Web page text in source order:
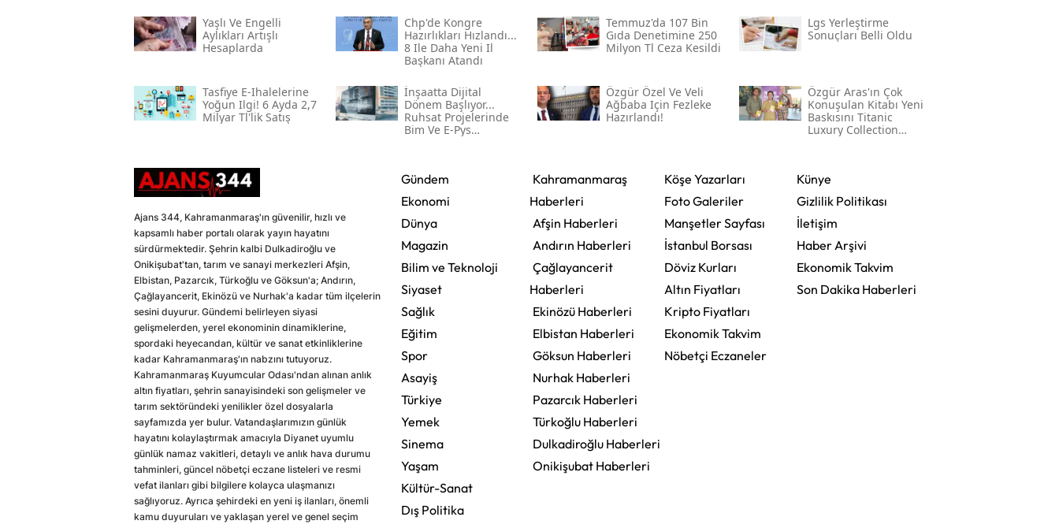
Yaşlı Ve Engelli
Aylıkları Artışlı
Hesaplarda
Chp'de Kongre
Hazırlıkları Hızlandı...
8 Ile Daha Yeni Il
Başkanı Atandı
Temmuz'da 107 Bin
Gıda Denetimine 250
Milyon Tl Ceza Kesildi
Lgs Yerleştirme
Sonuçları Belli Oldu
Tasfiye E-Ihalelerine
Yoğun Ilgi! 6 Ayda 2,7
Milyar Tl'lik Satış
İnşaatta Dijital
Dönem Başlıyor...
Ruhsat Projelerinde
Bim Ve E-Pys
Özgür Özel Ve Veli
Ağbaba Için Fezleke
Hazırlandı!
Özgür Aras'ın Çok
Konuşulan Kitabı Yeni
Baskısını Titanic
Luxury Collection
Ajans 344, Kahramanmaraş'ın güvenilir, hızlı ve
kapsamlı haber portalı olarak yayın hayatını
sürdürmektedir. Şehrin kalbi Dulkadiroğlu ve
Onikişubat'tan, tarım ve sanayi merkezleri Afşin,
Elbistan, Pazarcık, Türkoğlu ve Göksun'a; Andırın,
Çağlayancerit, Ekinözü ve Nurhak'a kadar tüm ilçelerin
sesini duyurur. Gündemi belirleyen siyasi
gelişmelerden, yerel ekonominin dinamiklerine,
spordaki heyecandan, kültür ve sanat etkinliklerine
kadar Kahramanmaraş'ın nabzını tutuyoruz.
Kahramanmaraş Kuyumcular Odası'ndan alınan anlık
altın fiyatları, şehrin sanayisindeki son gelişmeler ve
tarım sektöründeki yenilikler özel dosyalarla
sayfamızda yer bulur. Vatandaşlarımızın günlük
hayatını kolaylaştırmak amacıyla Diyanet uyumlu
günlük namaz vakitleri, detaylı ve anlık hava durumu
tahminleri, güncel nöbetçi eczane listeleri ve resmi
vefat ilanları gibi bilgilere kolayca ulaşmanızı
sağlıyoruz. Ayrıca şehirdeki en yeni iş ilanları, önemli
kamu duyuruları ve yaklaşan yerel ve genel seçim
Gündem
Ekonomi
Dünya
Magazin
Bilim ve Teknoloji
Siyaset
Sağlık
Eğitim
Spor
Asayiş
Türkiye
Yemek
Sinema
Yaşam
Kültür-Sanat
Dış Politika
Kahramanmaraş
Haberleri
Afşin Haberleri
Andırın Haberleri
Çağlayancerit
Haberleri
Ekinözü Haberleri
Elbistan Haberleri
Göksun Haberleri
Nurhak Haberleri
Pazarcık Haberleri
Türkoğlu Haberleri
Dulkadiroğlu Haberleri
Onikişubat Haberleri
Köşe Yazarları
Foto Galeriler
Manşetler Sayfası
İstanbul Borsası
Döviz Kurları
Altın Fiyatları
Kripto Fiyatları
Ekonomik Takvim
Nöbetçi Eczaneler
Künye
Gizlilik Politikası
İletişim
Haber Arşivi
Ekonomik Takvim
Son Dakika Haberleri